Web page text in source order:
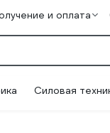
и оплата
Силовая